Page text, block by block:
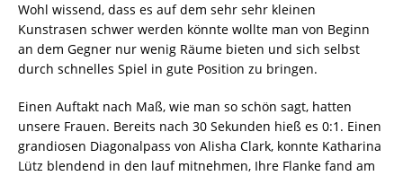
Wohl wissend, dass es auf dem sehr sehr kleinen
Kunstrasen schwer werden könnte wollte man von Beginn
an dem Gegner nur wenig Räume bieten und sich selbst
durch schnelles Spiel in gute Position zu bringen.
Einen Auftakt nach Maß, wie man so schön sagt, hatten
unsere Frauen. Bereits nach 30 Sekunden hieß es 0:1. Einen
grandiosen Diagonalpass von Alisha Clark, konnte Katharina
Lütz blendend in den lauf mitnehmen, Ihre Flanke fand am